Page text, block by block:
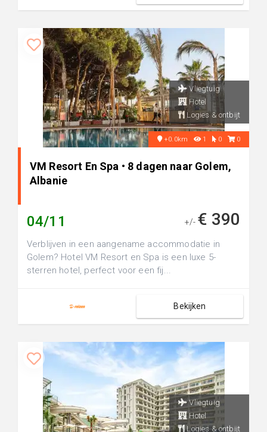
Vliegtuig
Hotel
Logies & ontbijt
+0.0km 1 0 0
VM Resort En Spa • 8 dagen naar Golem,
Albanie
04/11 +/- € 390
Verblijven in een aangename accommodatie in
Golem? Hotel VM Resort en Spa is een luxe 5-
sterren hotel, perfect voor een fij...
Bekijken
Vliegtuig
Hotel
Logies & ontbijt